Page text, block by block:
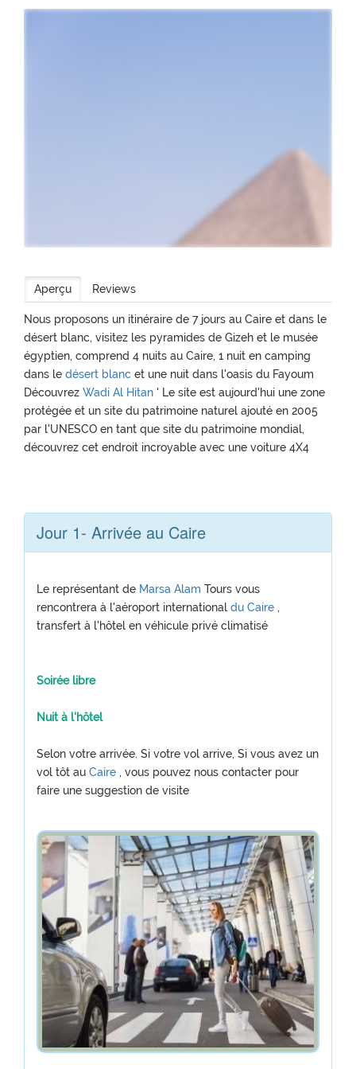
Aperçu Reviews
Nous proposons un itinéraire de 7 jours au Caire et dans le
désert blanc, visitez les pyramides de Gizeh et le musée
égyptien, comprend 4 nuits au Caire, 1 nuit en camping
dans le désert blanc et une nuit dans l'oasis du Fayoum
Découvrez Wadi Al Hitan ' Le site est aujourd'hui une zone
protégée et un site du patrimoine naturel ajouté en 2005
par l'UNESCO en tant que site du patrimoine mondial,
découvrez cet endroit incroyable avec une voiture 4X4
Jour 1- Arrivée au Caire
Le représentant de Marsa Alam Tours vous
rencontrera à l'aéroport international du Caire ,
transfert à l'hôtel en véhicule privé climatisé
Soirée libre
Nuit à l'hôtel
Selon votre arrivée. Si votre vol arrive, Si vous avez un
vol tôt au Caire , vous pouvez nous contacter pour
faire une suggestion de visite